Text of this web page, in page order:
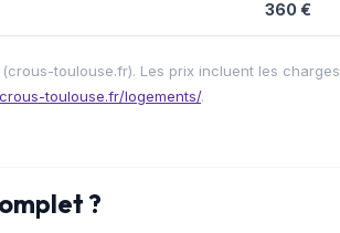
360 €
toulouse.fr). Les prix incluent les charges
crous-toulouse.fr/logements/.
?